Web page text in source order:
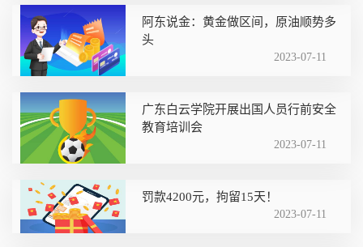
阿东说金：黄金做区间，原油顺势多
头
2023-07-11
广东白云学院开展出国人员行前安全
教育培训会
2023-07-11
罚款4200元，拘留15天！
2023-07-11